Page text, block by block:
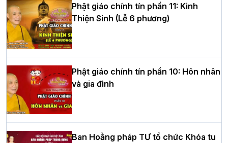
HT.Thích Thọ Lạc được suy cử làm tân
Trưởng BTS GHPGVN tỉnh Nghệ An
Hòa thượng Thích Quảng Tùng tái đắc
cử Trưởng BTS GHPGVN thành phố Hải
Phòng nhiệm kỳ 2026 – 2031
Phật giáo chính tín phần 11: Kinh
Thiện Sinh (Lễ 6 phương)
Phật giáo chính tín phần 10: Hôn nhân
và gia đình
Ban Hoằng pháp TƯ tổ chức Khóa tu